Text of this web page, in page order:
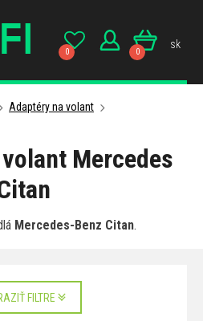
0 0
sk
Adaptéry na volant
Mercedes
Mercedes-Benz Citan.
FILTRE